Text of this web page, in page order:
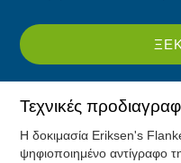
Τεχνικές
Η δοκιμασία Eriksen's
ψηφιοποιημένο αντίγραφο